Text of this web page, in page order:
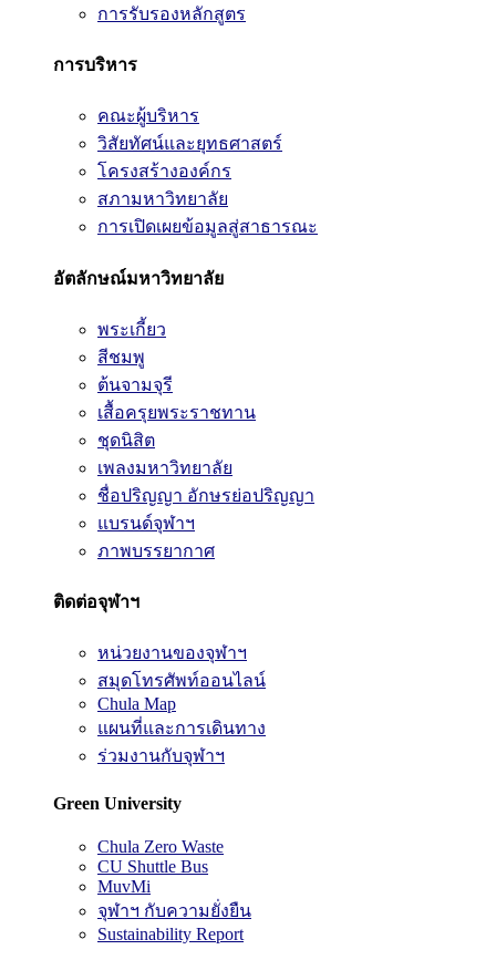
การรับรองหลักสูตร
การบริหาร
คณะผู้บริหาร
วิสัยทัศน์และยุทธศาสตร์
โครงสร้างองค์กร
สภามหาวิทยาลัย
การเปิดเผยข้อมูลสู่สาธารณะ
อัตลักษณ์มหาวิทยาลัย
พระเกี้ยว
สีชมพู
ต้นจามจุรี
เสื้อครุยพระราชทาน
ชุดนิสิต
เพลงมหาวิทยาลัย
ชื่อปริญญา อักษรย่อปริญญา
แบรนด์จุฬาฯ
ภาพบรรยากาศ
ติดต่อจุฬาฯ
หน่วยงานของจุฬาฯ
สมุดโทรศัพท์ออนไลน์
Chula Map
แผนที่และการเดินทาง
ร่วมงานกับจุฬาฯ
Green University
Chula Zero Waste
CU Shuttle Bus
MuvMi
จุฬาฯ กับความยั่งยืน
Sustainability Report